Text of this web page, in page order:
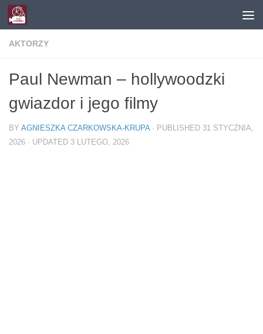
Skip to content
AKTORZY
Paul Newman – hollywoodzki
gwiazdor i jego filmy
BY AGNIESZKA CZARKOWSKA-KRUPA · PUBLISHED 31 STYCZNIA,
2026 · UPDATED 3 LUTEGO, 2026